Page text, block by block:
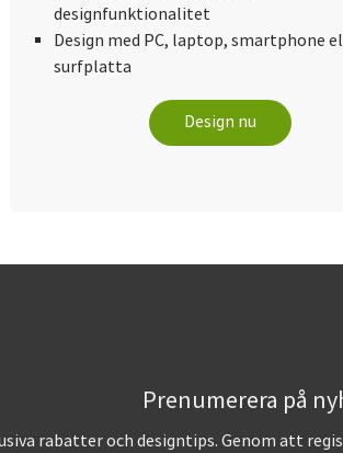
designfunktionalitet
Design med PC, laptop, smartphone
surfplatta
Design nu
Prenumerera på
rabatter och designtips. Genom att